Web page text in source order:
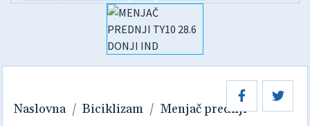
Naslovna Biciklizam Menjač prednji